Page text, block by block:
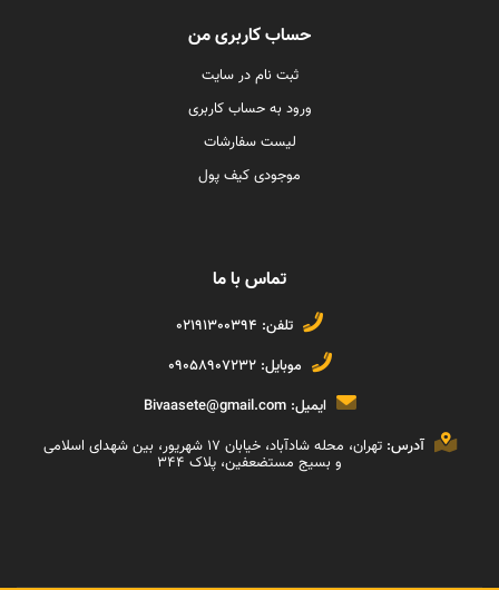
حساب کاربری من
ثبت نام در سایت
ورود به حساب کاربری
لیست سفارشات
موجودی کیف پول
تماس با ما
تلفن: 02191300394
موبایل: 09058907232
ایمیل: Bivaasete@gmail.com
آدرس:
تهران، محله شادآباد، خیابان ١٧ شهریور، بین شهدای اسلامی
و بسیج مستضعفین، پلاک ۳۴۴